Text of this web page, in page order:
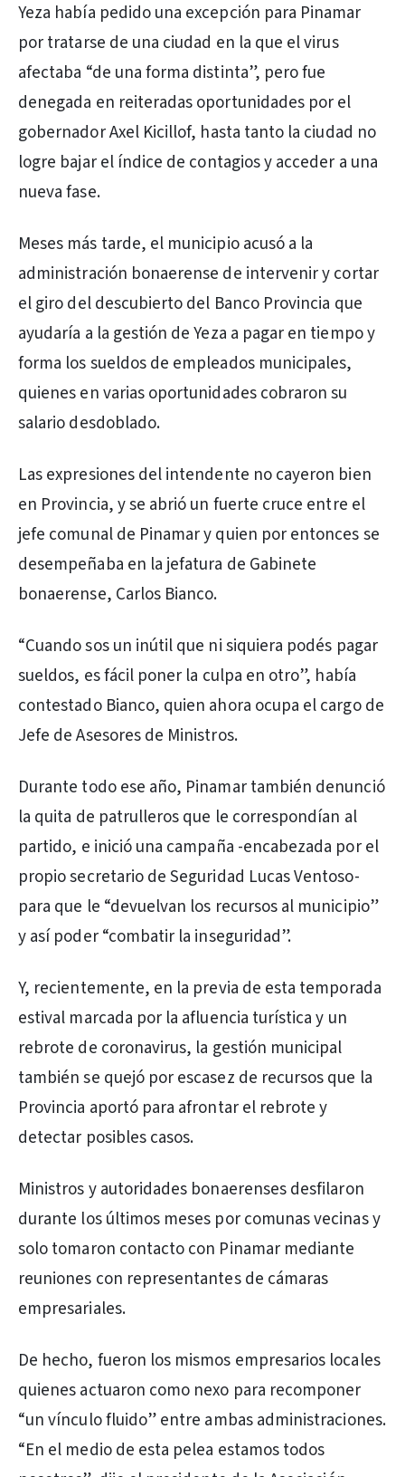
Yeza había pedido una excepción para Pinamar
por tratarse de una ciudad en la que el virus
afectaba “de una forma distinta”, pero fue
denegada en reiteradas oportunidades por el
gobernador Axel Kicillof, hasta tanto la ciudad no
logre bajar el índice de contagios y acceder a una
nueva fase.
Meses más tarde, el municipio acusó a la
administración bonaerense de intervenir y cortar
el giro del descubierto del Banco Provincia que
ayudaría a la gestión de Yeza a pagar en tiempo y
forma los sueldos de empleados municipales,
quienes en varias oportunidades cobraron su
salario desdoblado.
Las expresiones del intendente no cayeron bien
en Provincia, y se abrió un fuerte cruce entre el
jefe comunal de Pinamar y quien por entonces se
desempeñaba en la jefatura de Gabinete
bonaerense, Carlos Bianco.
“Cuando sos un inútil que ni siquiera podés pagar
sueldos, es fácil poner la culpa en otro”, había
contestado Bianco, quien ahora ocupa el cargo de
Jefe de Asesores de Ministros.
Durante todo ese año, Pinamar también denunció
la quita de patrulleros que le correspondían al
partido, e inició una campaña -encabezada por el
propio secretario de Seguridad Lucas Ventoso-
para que le “devuelvan los recursos al municipio”
y así poder “combatir la inseguridad”.
Y, recientemente, en la previa de esta temporada
estival marcada por la afluencia turística y un
rebrote de coronavirus, la gestión municipal
también se quejó por escasez de recursos que la
Provincia aportó para afrontar el rebrote y
detectar posibles casos.
Ministros y autoridades bonaerenses desfilaron
durante los últimos meses por comunas vecinas y
solo tomaron contacto con Pinamar mediante
reuniones con representantes de cámaras
empresariales.
De hecho, fueron los mismos empresarios locales
quienes actuaron como nexo para recomponer
“un vínculo fluido” entre ambas administraciones.
“En el medio de esta pelea estamos todos